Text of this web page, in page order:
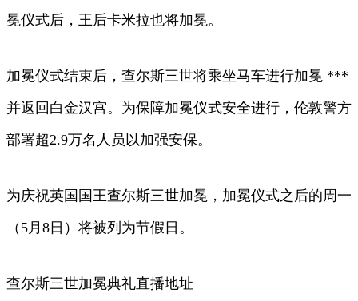
冕仪式后，王后卡米拉也将加冕。
加冕仪式结束后，查尔斯三世将乘坐马车进行加冕 ***
并返回白金汉宫。为保障加冕仪式安全进行，伦敦警方
部署超2.9万名人员以加强安保。
为庆祝英国国王查尔斯三世加冕，加冕仪式之后的周一
（5月8日）将被列为节假日。
查尔斯三世加冕典礼直播地址